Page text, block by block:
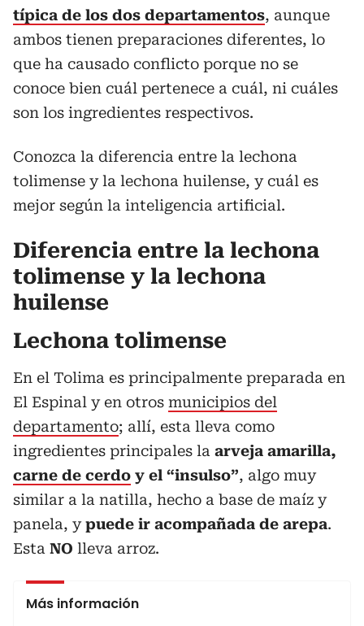
típica de los dos departamentos, aunque
ambos tienen preparaciones diferentes, lo
que ha causado conflicto porque no se
conoce bien cuál pertenece a cuál, ni cuáles
son los ingredientes respectivos.
Conozca la diferencia entre la lechona
tolimense y la lechona huilense, y cuál es
mejor según la inteligencia artificial.
Diferencia entre la lechona
tolimense y la lechona
huilense
Lechona tolimense
En el Tolima es principalmente preparada en
El Espinal y en otros municipios del
departamento; allí, esta lleva como
ingredientes principales la arveja amarilla,
carne de cerdo y el “insulso”, algo muy
similar a la natilla, hecho a base de maíz y
panela, ypuede ir acompañada de arepa.
Esta NO lleva arroz.
Más información